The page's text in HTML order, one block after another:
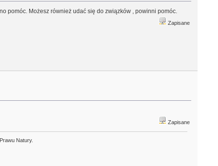
pomóc. Możesz również udać się do związków , powinni pomóc.
Zapisane
Zapisane
Natury.